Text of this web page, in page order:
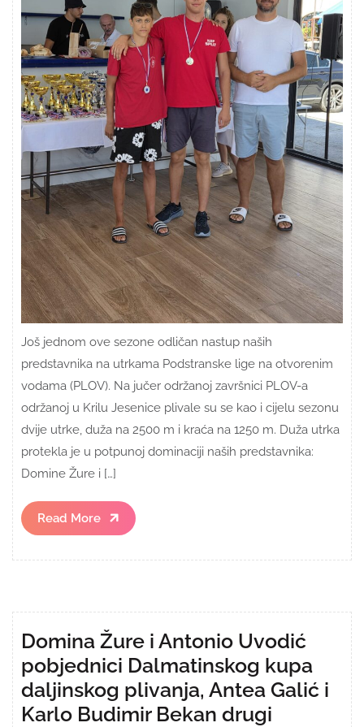
Još jednom ove sezone odličan nastup naših
predstavnika na utrkama Podstranske lige na otvorenim
vodama (PLOV). Na jučer održanoj završnici PLOV-a
održanoj u Krilu Jesenice plivale su se kao i cijelu sezonu
dvije utrke, duža na 2500 m i kraća na 1250 m. Duža utrka
protekla je u potpunoj dominaciji naših predstavnika:
Domine Žure i […]
Read More
Read
More
Domina Žure i Antonio Uvodić
pobjednici Dalmatinskog kupa
daljinskog plivanja, Antea Galić i
Karlo Budimir Bekan drugi